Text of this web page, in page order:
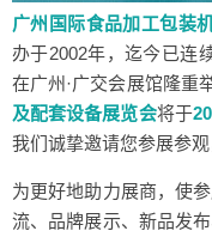
广州国际食品加工包装
办于2002年，迄今已连
在广州·广交会展馆隆重
及配套设备展览会将于
我们诚挚邀请您参展参
为更好地助力展商，使
流、品牌展示、新品发